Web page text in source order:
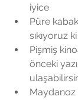
iyice
Püre
sıkıyoruz
Pişmiş
önceki